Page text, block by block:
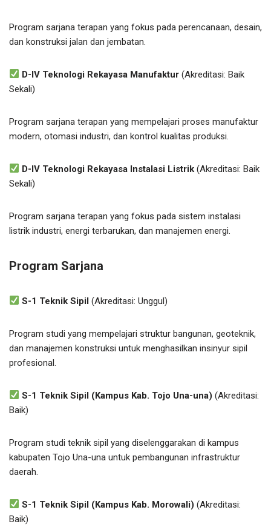
Program sarjana terapan yang fokus pada perencanaan, desain,
dan konstruksi jalan dan jembatan.
D-IV Teknologi Rekayasa Manufaktur (Akreditasi: Baik
Sekali)
Program sarjana terapan yang mempelajari proses manufaktur
modern, otomasi industri, dan kontrol kualitas produksi.
D-IV Teknologi Rekayasa Instalasi Listrik (Akreditasi: Baik
Sekali)
Program sarjana terapan yang fokus pada sistem instalasi
listrik industri, energi terbarukan, dan manajemen energi.
Program Sarjana
S-1 Teknik Sipil (Akreditasi: Unggul)
Program studi yang mempelajari struktur bangunan, geoteknik,
dan manajemen konstruksi untuk menghasilkan insinyur sipil
profesional.
S-1 Teknik Sipil (Kampus Kab. Tojo Una-una) (Akreditasi:
Baik)
Program studi teknik sipil yang diselenggarakan di kampus
kabupaten Tojo Una-una untuk pembangunan infrastruktur
daerah.
S-1 Teknik Sipil (Kampus Kab. Morowali) (Akreditasi:
Baik)